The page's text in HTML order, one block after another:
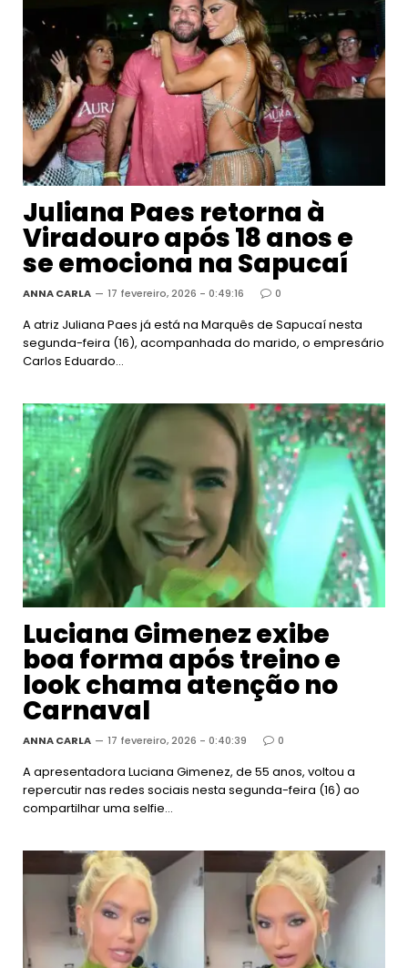
Juliana Paes retorna à
Viradouro após 18 anos e
se emociona na Sapucaí
ANNA CARLA 17 fevereiro, 2026 - 0:49:16 0
A atriz Juliana Paes já está na Marquês de Sapucaí nesta
segunda-feira (16), acompanhada do marido, o empresário
Carlos Eduardo…
Luciana Gimenez exibe
boa forma após treino e
look chama atenção no
Carnaval
ANNA CARLA 17 fevereiro, 2026 - 0:40:39 0
A apresentadora Luciana Gimenez, de 55 anos, voltou a
repercutir nas redes sociais nesta segunda-feira (16) ao
compartilhar uma selfie…